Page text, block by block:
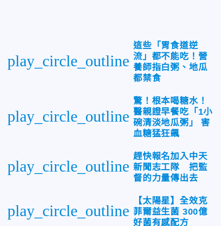
play_circle_outline
這些「胃食道逆
流」都不能吃！營
養師指白粥、地瓜
都禁食
play_circle_outline
驚！根本喝糖水！
醫親證早餐吃「1小
碗清淡地瓜粥」 害
血糖猛狂飆
play_circle_outline
趕快報名加入中天
新聞志工隊 把監
督的力量傳出去
play_circle_outline
【太陽星】全效克
菲爾益生菌 300億
好菌有感配方